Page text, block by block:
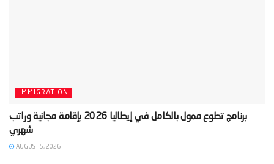
IMMIGRATION
‫برنامج تطوع ممول بالكامل في إيطاليا 2026 بإقامة مجانية وراتب
شهري‬
AUGUST 5, 2026